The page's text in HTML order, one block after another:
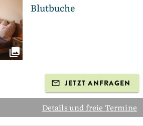
Blutbuche
JETZT ANFRAGEN
Details und freie Termine